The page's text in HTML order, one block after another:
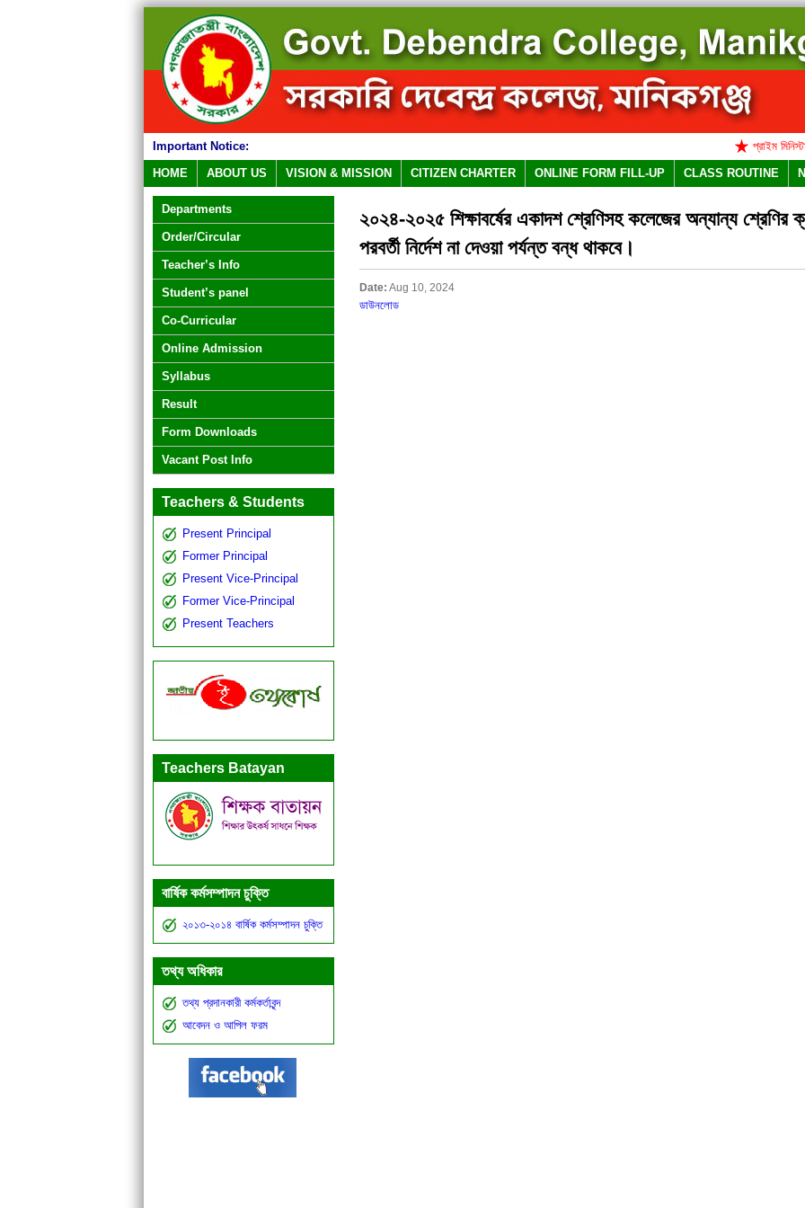
Important Notice: প্রাইম
HOME
ABOUT US VISION & MISSION CITIZEN CHARTER ONLINE FORM FILL-UP CLASS ROUTINE
Departments
Order/Circular
Teacher’s Info
Student’s panel
Co-Curricular
Online Admission
Syllabus
Result
Form Downloads
Vacant Post Info
Teachers & Students
Present Principal
Former Principal
Present Vice-Principal
Former Vice-Principal
Present Teachers
Teachers Batayan
বার্ষিক কর্মসম্পাদন চুক্তি
২০১৩-২০১৪ বার্ষিক কর্মসম্পাদন চুক্তি
তথ্য অধিকার
তথ্য প্রদানকারী কর্মকর্তাবৃন্দ
আবেদন ও আপিল ফরম
২০২৪-২০২৫ শিক্ষাবর্ষের একাদশ শ্রেণিসহ কলেজের অন্যান্য শ্রেণির
পরবর্তী নির্দেশ না দেওয়া পর্যন্ত বন্ধ থাকবে।
Date: Aug 10, 2024
ডাউনলোড